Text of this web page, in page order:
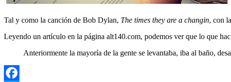
Tal y como la canción de Bob Dylan, The times they are a changin, con
Leyendo un artículo en la página alt140.com, podemos ver que lo que
Anteriormente la mayoría de la gente se levantaba, iba al baño,